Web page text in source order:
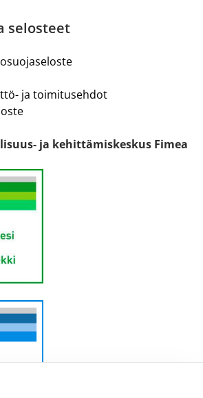
selosteet
ja toimitusehdot
ja kehittämiskeskus Fimea